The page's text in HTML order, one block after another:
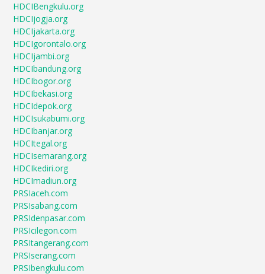
HDCIBengkulu.org
HDCIjogja.org
HDCIjakarta.org
HDCIgorontalo.org
HDCIjambi.org
HDCIbandung.org
HDCIbogor.org
HDCIbekasi.org
HDCIdepok.org
HDCIsukabumi.org
HDCIbanjar.org
HDCItegal.org
HDCIsemarang.org
HDCIkediri.org
HDCImadiun.org
PRSIaceh.com
PRSIsabang.com
PRSIdenpasar.com
PRSIcilegon.com
PRSItangerang.com
PRSIserang.com
PRSIbengkulu.com